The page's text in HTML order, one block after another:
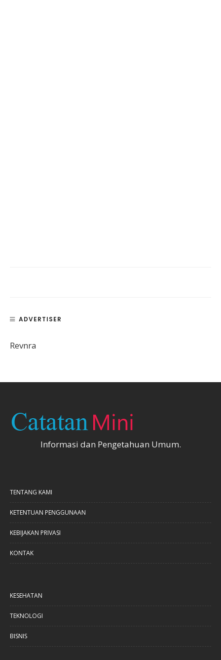
ADVERTISER
Revnra
Informasi dan Pengetahuan Umum.
TENTANG KAMI
KETENTUAN PENGGUNAAN
KEBIJAKAN PRIVASI
KONTAK
KESEHATAN
TEKNOLOGI
BISNIS